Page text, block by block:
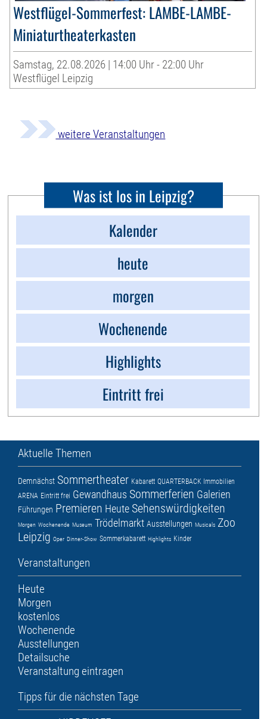
Westflügel-Sommerfest: LAMBE-LAMBE-
Miniaturtheaterkasten
Samstag, 22.08.2026 | 14:00 Uhr - 22:00 Uhr
Westflügel Leipzig
weitere Veranstaltungen
Was ist los in Leipzig?
Kalender
heute
morgen
Wochenende
Highlights
Eintritt frei
Aktuelle Themen
Demnächst Sommertheater Kabarett QUARTERBACK Immobilien
ARENA Eintritt frei Gewandhaus Sommerferien Galerien
Führungen Premieren Heute Sehenswürdigkeiten
Morgen Wochenende Museum Trödelmarkt Ausstellungen Musicals Zoo
Leipzig Oper Dinner-Show Sommerkabarett Highlights Kinder
Veranstaltungen
Heute
Morgen
kostenlos
Wochenende
Ausstellungen
Detailsuche
Veranstaltung eintragen
Tipps für die nächsten Tage